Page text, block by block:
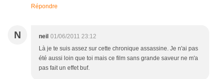
Répondre
N neil 01/06/2011 23:12
Là je te suis assez sur cette chronique assassine. Je n'ai pas
été aussi loin que toi mais ce film sans grande saveur ne m'a
pas fait un effet buf.